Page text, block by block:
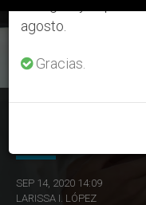
ÚLTIMAS NOTICIAS
SEP 14, 2020 14:09
LARISSA I. LÓPEZ
agosto.
Gracias.